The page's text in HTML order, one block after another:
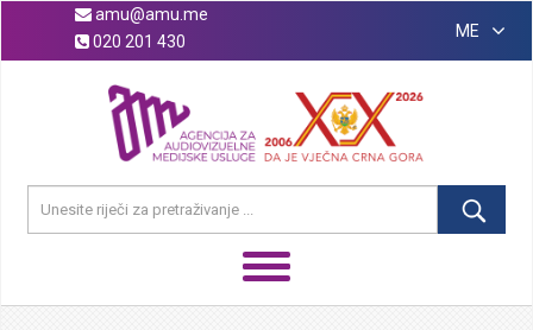
amu@amu.me
020 201 430
ME